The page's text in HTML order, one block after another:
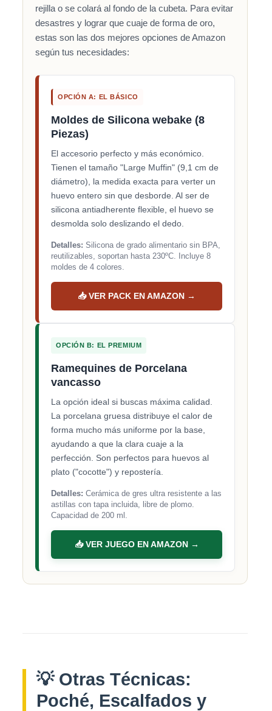
rejilla o se colará al fondo de la cubeta. Para evitar
desastres y lograr que cuaje de forma de oro,
estas son las dos mejores opciones de Amazon
según tus necesidades:
OPCIÓN A: EL BÁSICO
Moldes de Silicona webake (8
Piezas)
El accesorio perfecto y más económico.
Tienen el tamaño "Large Muffin" (9,1 cm de
diámetro), la medida exacta para verter un
huevo entero sin que desborde. Al ser de
silicona antiadherente flexible, el huevo se
desmolda solo deslizando el dedo.
Detalles: Silicona de grado alimentario sin BPA,
reutilizables, soportan hasta 230ºC. Incluye 8
moldes de 4 colores.
📥 VER PACK EN AMAZON →
OPCIÓN B: EL PREMIUM
Ramequines de Porcelana
vancasso
La opción ideal si buscas máxima calidad.
La porcelana gruesa distribuye el calor de
forma mucho más uniforme por la base,
ayudando a que la clara cuaje a la
perfección. Son perfectos para huevos al
plato ("cocotte") y repostería.
Detalles: Cerámica de gres ultra resistente a las
astillas con tapa incluida, libre de plomo.
Capacidad de 200 ml.
📥 VER JUEGO EN AMAZON →
💡 Otras Técnicas:
Poché, Escalfados y